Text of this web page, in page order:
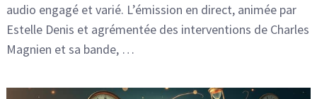
audio engagé et varié. L’émission en direct, animée par
Estelle Denis et agrémentée des interventions de Charles
Magnien et sa bande, …